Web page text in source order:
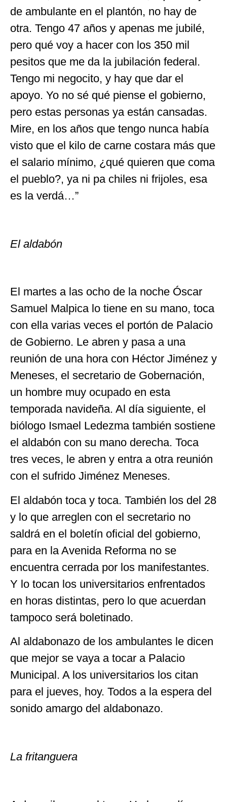
de ambulante en el plantón, no hay de
otra. Tengo 47 años y apenas me jubilé,
pero qué voy a hacer con los 350 mil
pesitos que me da la jubilación federal.
Tengo mi negocito, y hay que dar el
apoyo. Yo no sé qué piense el gobierno,
pero estas personas ya están cansadas.
Mire, en los años que tengo nunca había
visto que el kilo de carne costara más que
el salario mínimo, ¿qué quieren que coma
el pueblo?, ya ni pa chiles ni frijoles, esa
es la verdá…”
El aldabón
El martes a las ocho de la noche Óscar
Samuel Malpica lo tiene en su mano, toca
con ella varias veces el portón de Palacio
de Gobierno. Le abren y pasa a una
reunión de una hora con Héctor Jiménez y
Meneses, el secretario de Gobernación,
un hombre muy ocupado en esta
temporada navideña. Al día siguiente, el
biólogo Ismael Ledezma también sostiene
el aldabón con su mano derecha. Toca
tres veces, le abren y entra a otra reunión
con el sufrido Jiménez Meneses.
El aldabón toca y toca. También los del 28
y lo que arreglen con el secretario no
saldrá en el boletín oficial del gobierno,
para en la Avenida Reforma no se
encuentra cerrada por los manifestantes.
Y lo tocan los universitarios enfrentados
en horas distintas, pero lo que acuerdan
tampoco será boletinado.
Al aldabonazo de los ambulantes le dicen
que mejor se vaya a tocar a Palacio
Municipal. A los universitarios los citan
para el jueves, hoy. Todos a la espera del
sonido amargo del aldabonazo.
La fritanguera